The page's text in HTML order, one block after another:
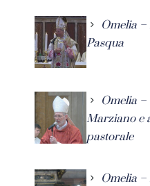
Omelia
Pasqua
Omelia
Marziano e
pastorale
Omelia